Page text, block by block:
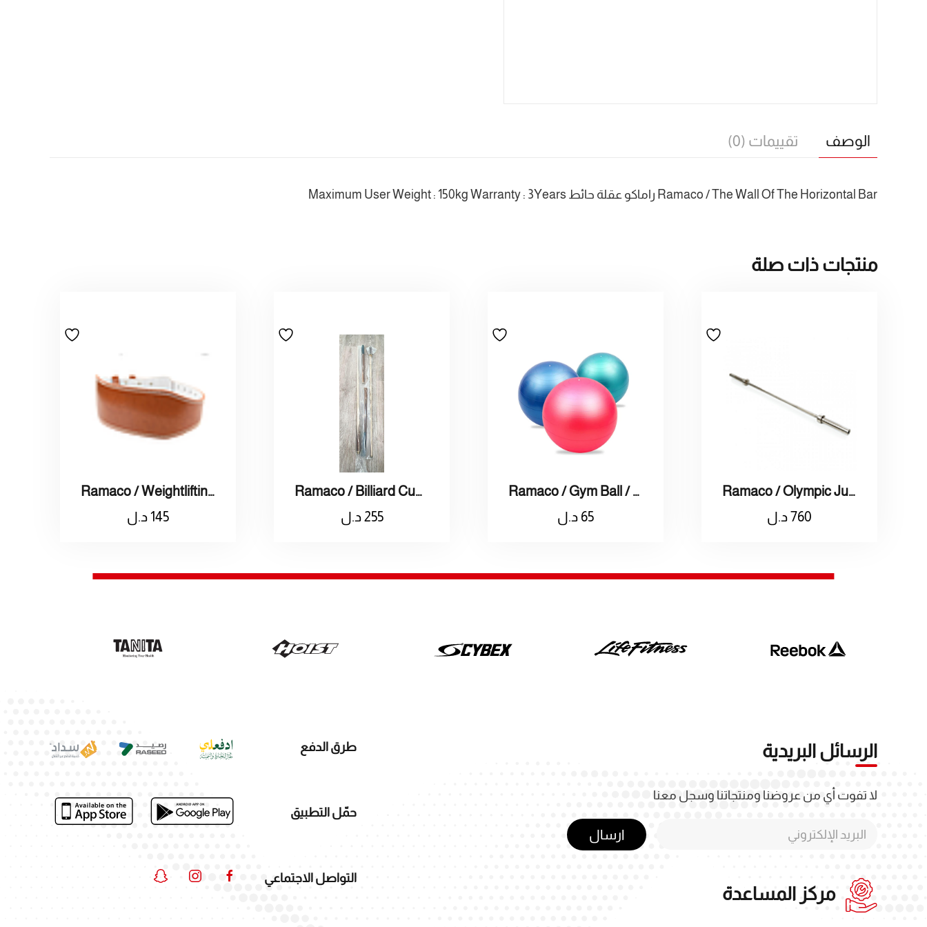
الوصف تقييمات (0)
Ramaco / The Wall Of The Horizontal Bar راماكو عقلة حائط Maximum User Weight : 150kg Warranty : 3Years
منتجات ذات صلة
Ramaco / Olympic Junior Bar / راماكو / بار اولمبي جونيور
760د.ل
Ramaco / Gym Ball / راماكو / كرة تمارين سويدي
65 د.ل
Ramaco / Billiard Cue 116 / راماكو / عصا بلياردي
255 د.ل
Ramaco / Weightlifting Leather Belt Brown / راماكو / حزام جلد لرفع الاثقال
145د.ل
الرسائل البريدية
لا تفوت أي من عروضنا ومنتجاتنا وسجل معنا
ارسال
مركز المساعدة
طرق الدفع
حمّل التطبيق
التواصل الاجتماعي